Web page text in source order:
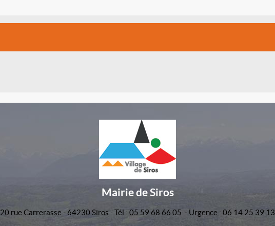
Mairie de Siros
20 rue Carrerasse - 64230 Siros - Tél : 05 59 68 66 05 - Urgence : 06 14 25 39 13